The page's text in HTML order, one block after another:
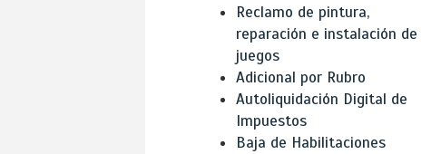
Reclamo de pintura,
reparación e instalación de
juegos
Adicional por Rubro
Autoliquidación Digital de
Impuestos
Baja de Habilitaciones